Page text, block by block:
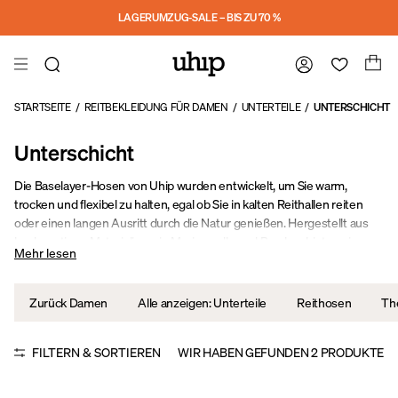
LAGERUMZUG-SALE – BIS ZU 70 %
STARTSEITE / REITBEKLEIDUNG FÜR DAMEN / UNTERTEILE / UNTERSCHICHT
Unterschicht
Die Baselayer-Hosen von Uhip wurden entwickelt, um Sie warm,
trocken und flexibel zu halten, egal ob Sie in kalten Reithallen reiten
oder einen langen Ausritt durch die Natur genießen. Hergestellt aus
hervorragende feuchtigkeitsableitende Eigenschaften und natürliche
und nahtlosem Design bieten diese Baselayer die perfekte Grundlage
Mehr lesen
Zurück Damen Alle anzeigen: Unterteile Reithosen
FILTERN & SORTIEREN WIR HABEN GEFUNDEN2 PRODUKTE